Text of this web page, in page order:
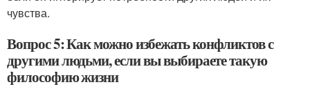
чувства.
Вопрос 5: Как можно избежать конфликтов с
другими людьми, если вы выбираете такую
философию жизни